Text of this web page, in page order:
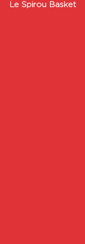
Le Spirou Basket